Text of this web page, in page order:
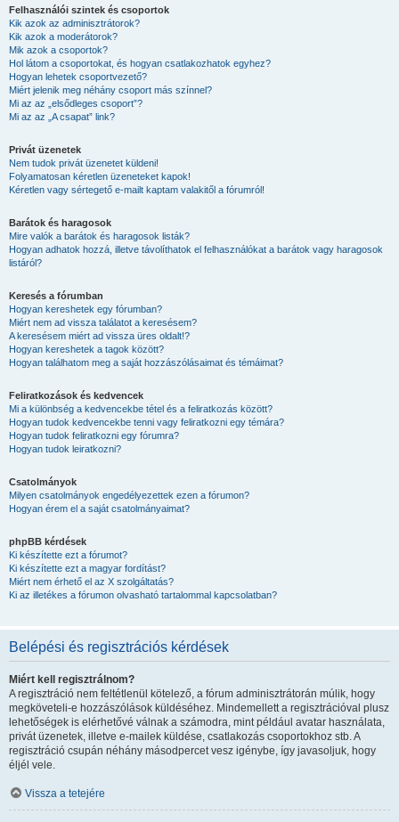
Felhasználói szintek és csoportok
Kik azok az adminisztrátorok?
Kik azok a moderátorok?
Mik azok a csoportok?
Hol látom a csoportokat, és hogyan csatlakozhatok egyhez?
Hogyan lehetek csoportvezető?
Miért jelenik meg néhány csoport más színnel?
Mi az az „elsődleges csoport”?
Mi az az „A csapat” link?
Privát üzenetek
Nem tudok privát üzenetet küldeni!
Folyamatosan kéretlen üzeneteket kapok!
Kéretlen vagy sértegető e-mailt kaptam valakitől a fórumról!
Barátok és haragosok
Mire valók a barátok és haragosok listák?
Hogyan adhatok hozzá, illetve távolíthatok el felhasználókat a barátok vagy haragosok
listáról?
Keresés a fórumban
Hogyan kereshetek egy fórumban?
Miért nem ad vissza találatot a keresésem?
A keresésem miért ad vissza üres oldalt!?
Hogyan kereshetek a tagok között?
Hogyan találhatom meg a saját hozzászólásaimat és témáimat?
Feliratkozások és kedvencek
Mi a különbség a kedvencekbe tétel és a feliratkozás között?
Hogyan tudok kedvencekbe tenni vagy feliratkozni egy témára?
Hogyan tudok feliratkozni egy fórumra?
Hogyan tudok leiratkozni?
Csatolmányok
Milyen csatolmányok engedélyezettek ezen a fórumon?
Hogyan érem el a saját csatolmányaimat?
phpBB kérdések
Ki készítette ezt a fórumot?
Ki készítette ezt a magyar fordítást?
Miért nem érhető el az X szolgáltatás?
Ki az illetékes a fórumon olvasható tartalommal kapcsolatban?
Belépési és regisztrációs kérdések
Miért kell regisztrálnom?
A regisztráció nem feltétlenül kötelező, a fórum adminisztrátorán múlik, hogy
megköveteli-e hozzászólások küldéséhez. Mindemellett a regisztrációval plusz
lehetőségek is elérhetővé válnak a számodra, mint például avatar használata,
privát üzenetek, illetve e-mailek küldése, csatlakozás csoportokhoz stb. A
regisztráció csupán néhány másodpercet vesz igénybe, így javasoljuk, hogy
éljél vele.
Vissza a tetejére